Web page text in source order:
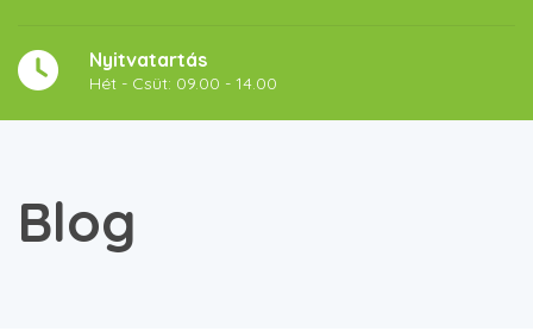
Nyitvatartás
Hét - Csüt: 09.00 - 14.00
Blog